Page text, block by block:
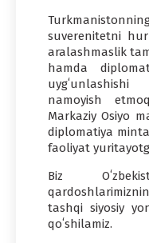
suverenitetni
aralashmaslik
hamda
namoyish
Markaziy Osiyo
diplomatiya
faoliyat
Biz
tashqi siyosiy
qoʻshilamiz.